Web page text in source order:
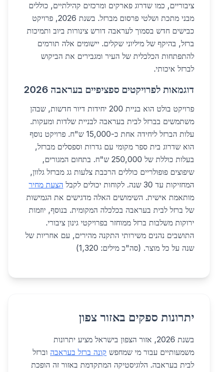
ציבוריים, כמו שדרוג פארקים ומרכזים קהילתיים, כוללים
מבני מתכת ושלטי פרסום מברזל. בשנת 2026, פרויקט
כבישים חדש בסמוך לעראבה דורש צינורות ביוב ותמיכות
ברזל, בהיקף של מיליוני שקלים. יישומים אלה תורמים
להתפתחות הכלכלית של העיר ומגבירים את הביקוש
לברזל איכותי.
דוגמאות לפרויקטים ספציפיים בעראבה 2026
פרויקט בולט הוא בניית 200 יחידות דיור חדשות, שבהן
משתמשים בברזל לבית בעראבה לבניית שלדות ומעקות.
עלות הברזל ליחידה אחת כ-15,000 ש"ח. פרויקט נוסף
הוא שדרוג בית ספר מקומי עם גדרות וספסלים מברזל,
בעלות כוללת של 250,000 ש"ח. בתחום המגורים,
שיפוצים פופולריים כוללים הרכבת צלעות גג מברזל גלוון,
המחזיקות עד 30 שנה. לקוחות יכולים לקבל
הצעת מחיר
מותאמת אישית. השימושים האלה מדגישים את הגמישות
של ברזל לבית בעראבה בכלכלה המקומית. בנוסף, יוזמות
ירוקות משלבות ברזל ממוחזר בפרויקטי גינון ציבורי.
התושבים נהנים משירותי התקנה מהירים, עם אחריות של
שנה על כל מוצר. (סה"כ מילים: 1,320)
יתרונות ספקים באזור צפון
בשנת 2026, אזור הצפון בישראל מציע יתרונות
משמעותיים עבור מי שמחפש קונה ברזל בעראבה וברזל
לבית בעראבה. הלוגיסטיקה המתקדמת באזור זה הופכת